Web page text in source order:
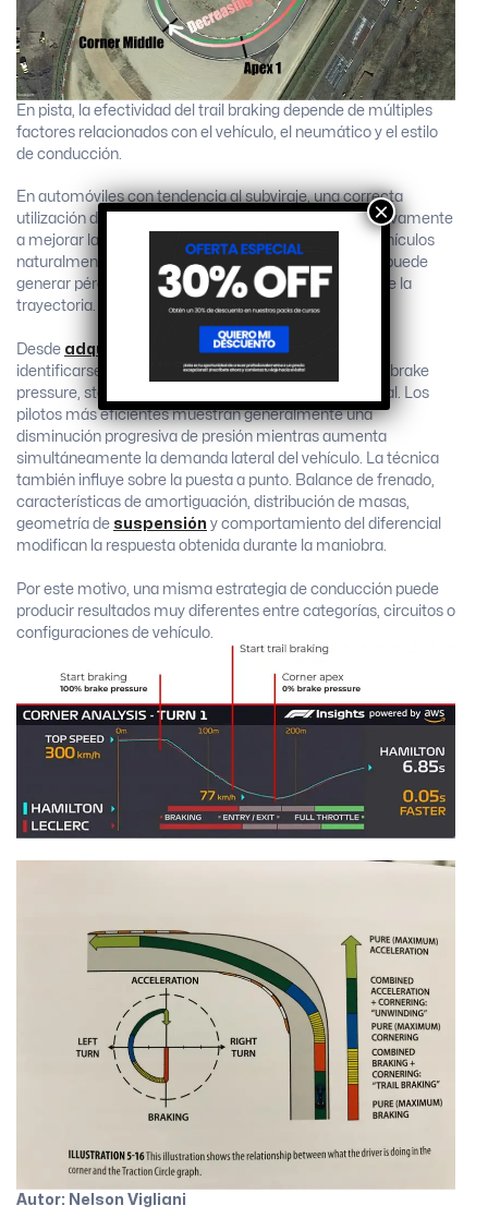
En pista, la efectividad del trail braking depende de múltiples
factores relacionados con el vehículo, el neumático y el estilo
de conducción.
En automóviles con tendencia al subviraje, una correcta
utilización de frenado residual puede ayudar significativamente
a mejorar la velocidad de rotación en el ingreso. En vehículos
naturalmente sobrevirantes, una aplicación excesiva puede
generar pérdidas de estabilidad y dificultar el control de la
trayectoria.
Desde adquisición de datos, esta técnica suele
identificarse mediante la superposición de señales de brake
pressure, steering angle, velocidad y aceleración lateral. Los
pilotos más eficientes muestran generalmente una
disminución progresiva de presión mientras aumenta
simultáneamente la demanda lateral del vehículo. La técnica
también influye sobre la puesta a punto. Balance de frenado,
características de amortiguación, distribución de masas,
geometría de suspensión y comportamiento del diferencial
modifican la respuesta obtenida durante la maniobra.
Por este motivo, una misma estrategia de conducción puede
producir resultados muy diferentes entre categorías, circuitos o
configuraciones de vehículo.
Autor: Nelson Vigliani
×